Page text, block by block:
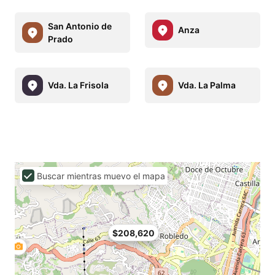
San Antonio de
Prado
Anza
Vda. La Frisola Vda. La Palma
$208,620
Buscar mientras muevo el mapa